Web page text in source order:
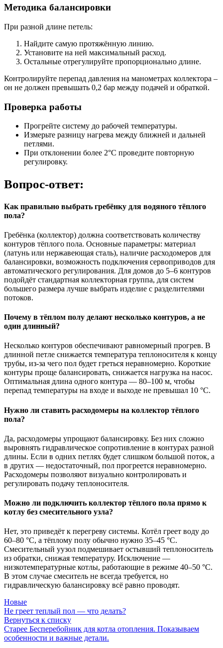
Методика балансировки
При разной длине петель:
Найдите самую протяжённую линию.
Установите на ней максимальный расход.
Остальные отрегулируйте пропорционально длине.
Контролируйте перепад давления на манометрах коллектора –
он не должен превышать 0,2 бар между подачей и обраткой.
Проверка работы
Прогрейте систему до рабочей температуры.
Измерьте разницу нагрева между ближней и дальней
петлями.
При отклонении более 2°C проведите повторную
регулировку.
Вопрос-ответ:
Как правильно выбрать гребёнку для водяного тёплого
пола?
Гребёнка (коллектор) должна соответствовать количеству
контуров тёплого пола. Основные параметры: материал
(латунь или нержавеющая сталь), наличие расходомеров для
балансировки, возможность подключения сервоприводов для
автоматического регулирования. Для домов до 5–6 контуров
подойдёт стандартная коллекторная группа, для систем
большего размера лучше выбрать изделие с разделителями
потоков.
Почему в тёплом полу делают несколько контуров, а не
один длинный?
Несколько контуров обеспечивают равномерный прогрев. В
длинной петле снижается температура теплоносителя к концу
трубы, из-за чего пол будет греться неравномерно. Короткие
контуры проще балансировать, снижается нагрузка на насос.
Оптимальная длина одного контура — 80–100 м, чтобы
перепад температуры на входе и выходе не превышал 10 °C.
Нужно ли ставить расходомеры на коллектор тёплого
пола?
Да, расходомеры упрощают балансировку. Без них сложно
выровнять гидравлическое сопротивление в контурах разной
длины. Если в одних петлях будет слишком большой поток, а
в других — недостаточный, пол прогреется неравномерно.
Расходомеры позволяют визуально контролировать и
регулировать подачу теплоносителя.
Можно ли подключить коллектор тёплого пола прямо к
котлу без смесительного узла?
Нет, это приведёт к перегреву системы. Котёл греет воду до
60–80 °C, а тёплому полу обычно нужно 35–45 °C.
Смесительный уузол подмешивает остывший теплоноситель
из обратки, снижая температуру. Исключение —
низкотемпературные котлы, работающие в режиме 40–50 °C.
В этом случае смеситель не всегда требуется, но
гидравлическую балансировку всё равно проводят.
Новые
Не греет теплый пол — что делать?
Вернуться к списку
Старее Бесперебойник для котла отопления. Показываем
особенности и важные детали.